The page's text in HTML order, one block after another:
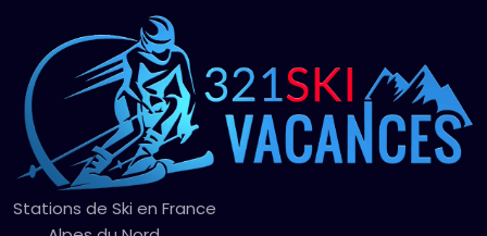
Stations de Ski en France